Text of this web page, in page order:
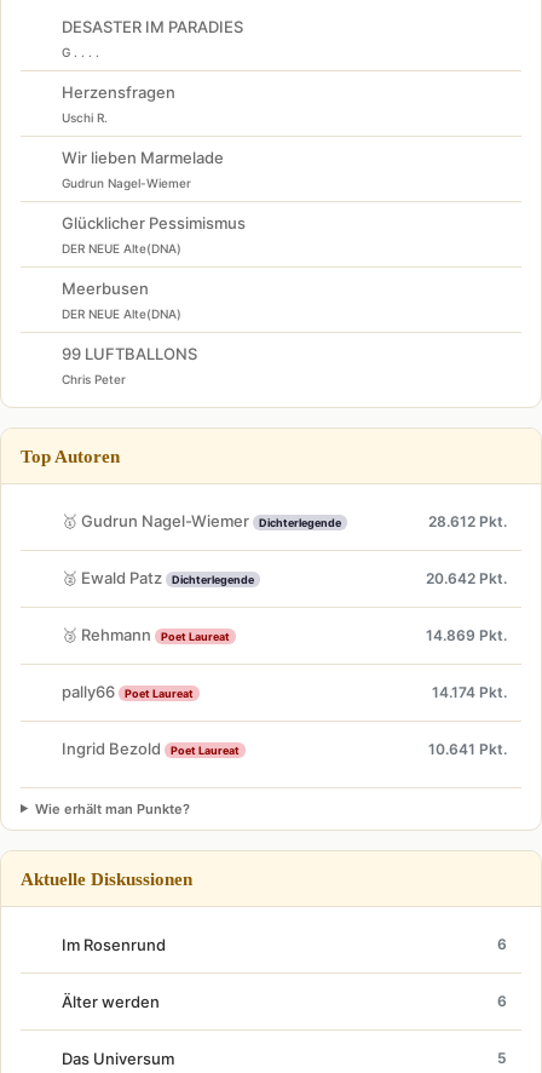
DESASTER IM PARADIES
G . . . .
Herzensfragen
Uschi R.
Wir lieben Marmelade
Gudrun Nagel-Wiemer
Glücklicher Pessimismus
DER NEUE Alte(DNA)
Meerbusen
DER NEUE Alte(DNA)
99 LUFTBALLONS
Chris Peter
Top Autoren
🥇 Gudrun Nagel-Wiemer Dichterlegende 28.612 Pkt.
🥈 Ewald Patz Dichterlegende 20.642 Pkt.
🥉 Rehmann Poet Laureat 14.869 Pkt.
pally66 Poet Laureat 14.174 Pkt.
Ingrid Bezold Poet Laureat 10.641 Pkt.
Wie erhält man Punkte?
Aktuelle Diskussionen
Im Rosenrund 6
Älter werden 6
Das Universum 5